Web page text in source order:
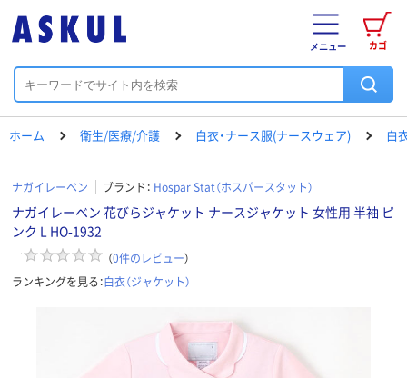
カゴ
メニュー
ホーム 衛生/医療/介護 白衣・ナース服(ナースウェア) 白
ナガイレーベン ブランド： Hospar Stat（ホスパースタット）
ナガイレーベン 花びらジャケット ナースジャケット 女性用 半袖 ピ
ンク L HO-1932
（0件のレビュー）
ランキングを見る：白衣（ジャケット）